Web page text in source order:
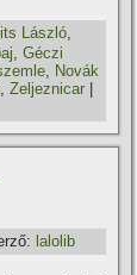
László
,Géczi
, Novák
,Zeljeznicar
lalolib